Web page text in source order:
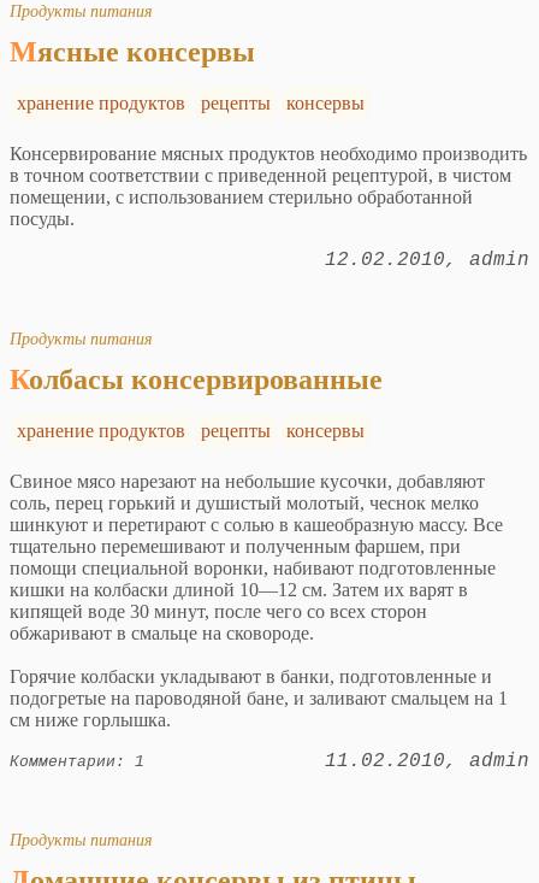
Продукты питания
Мясные консервы
хранение продуктов рецепты консервы
Консервирование мясных продуктов необходимо производить
в точном соответствии с приведенной рецептурой, в чистом
помещении, с использованием стерильно обработанной
посуды.
12.02.2010 admin
Продукты питания
Колбасы консервированные
хранение продуктов рецепты консервы
Свиное мясо нарезают на небольшие кусочки, добавляют
соль, перец горький и душистый молотый, чеснок мелко
шинкуют и перетирают с солью в кашеобразную массу. Все
тщательно перемешивают и полученным фаршем, при
помощи специальной воронки, набивают подготовленные
кишки на колбаски длиной 10—12 см. Затем их варят в
кипящей воде 30 минут, после чего со всех сторон
обжаривают в смальце на сковороде.
Горячие колбаски укладывают в банки, подготовленные и
подогретые на пароводяной бане, и заливают смальцем на 1
см ниже горлышка.
Комментарии: 1 11.02.2010 admin
Продукты питания